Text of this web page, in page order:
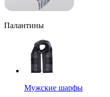
Палантины
Мужские шарфы